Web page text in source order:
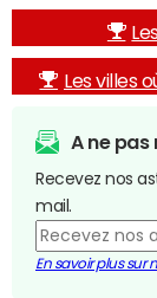
Les villes
A ne pas
Recevez nos
mail.
En savoir plus sur